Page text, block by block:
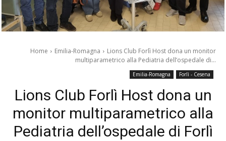
Home Emilia-Romagna
Lions Club Forlì Host dona un monitor
multiparametrico alla Pediatria dell’ospedale di...
Emilia-Romagna Forlì - Cesena
Lions Club Forlì Host dona un
monitor multiparametrico alla
Pediatria dell’ospedale di Forlì